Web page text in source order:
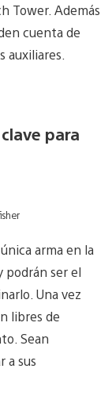
Tower. Además
cuenta de
para
arma en la
podrán ser el
Una vez
libres de
Sean
a sus